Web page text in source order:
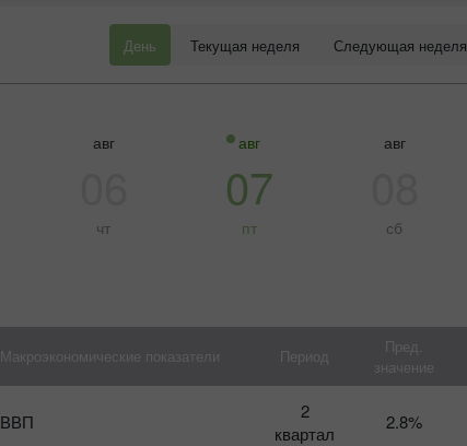
День Текущая неделя Следующая неделя
авг
чт
авг
07
пт
авг
сб
Макроэкономические показатели Период
Пред.
значение
ВВП
2
квартал
2.8%
Бонус 30% Счастливый депозит